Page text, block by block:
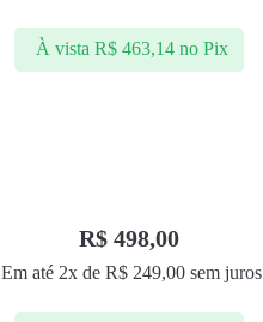
À vista R$463,14 no Pix
R$ 498,00
Em até 2x de R$ 249,00 sem juros